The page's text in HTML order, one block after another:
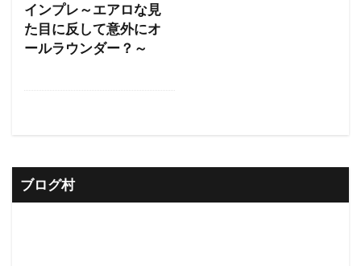
インプレ～エアロな見
た目に反して意外にオ
ールラウンダー？～
ブログ村